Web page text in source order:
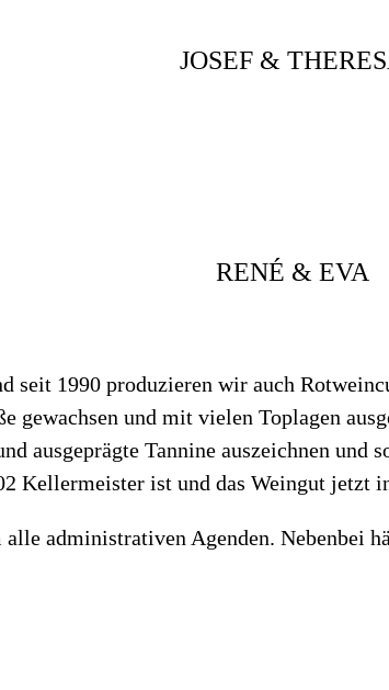
JOSEF &
RENÉ & EVA
seit 1990 produzieren wir auch
gewachsen und mit vielen Toplagen
ausgeprägte Tannine auszeichnen
Kellermeister ist und das Weingut jetzt
administrativen Agenden. Nebenbei